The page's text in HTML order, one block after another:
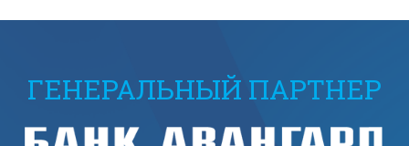
ГЕНЕРАЛЬНЫЙ ПАРТНЕР